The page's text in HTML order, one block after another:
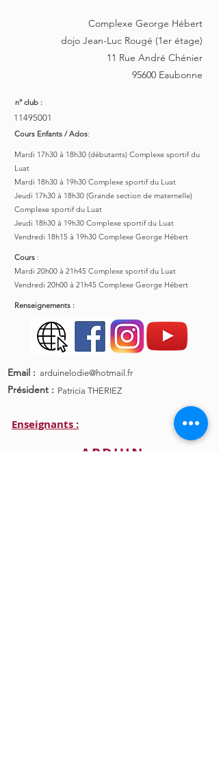
Complexe George Hébert
dojo Jean-Luc Rougé (1er étage)
11 Rue André Chénier
95600 Eaubonne
n° club :
11495001
Cours Enfants / Ados:
Mardi 17h30 à 18h30 (débutants) Complexe sportif du
Luat
Mardi 18h30 à 19h30 Complexe sportif du Luat
Jeudi 17h30 à 18h30 (Grande section de maternelle)
Complexe sportif du Luat
Jeudi 18h30 à 19h30 Complexe sportif du Luat
Vendredi 18h15 à 19h30 Complexe George Hébert
Cours :
Mardi 20h00 à 21h45 Complexe sportif du Luat
Vendredi 20h00 à 21h45 Complexe George Hébert
Renseignements :
Email : arduinelodie@hotmail.fr
Président : Patricia THERIEZ
Enseignants :
ARDUIN